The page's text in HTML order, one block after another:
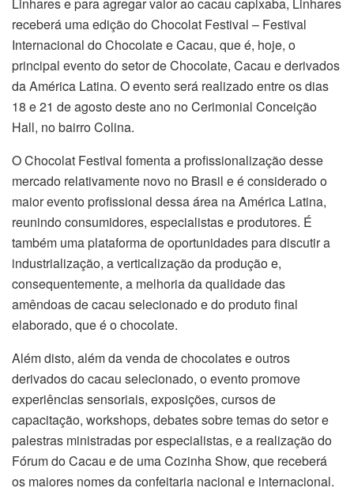
receberá uma edição do Chocolat Festival – Festival
Internacional do Chocolate e Cacau, que é, hoje, o
principal evento do setor de Chocolate, Cacau e derivados
da América Latina. O evento será realizado entre os dias
18 e 21 de agosto deste ano no Cerimonial Conceição
Hall, no bairro Colina.
O Chocolat Festival fomenta a profissionalização desse
mercado relativamente novo no Brasil e é considerado o
maior evento profissional dessa área na América Latina,
reunindo consumidores, especialistas e produtores. É
também uma plataforma de oportunidades para discutir a
industrialização, a verticalização da produção e,
consequentemente, a melhoria da qualidade das
amêndoas de cacau selecionado e do produto final
elaborado, que é o chocolate.
Além disto, além da venda de chocolates e outros
derivados do cacau selecionado, o evento promove
experiências sensoriais, exposições, cursos de
capacitação, workshops, debates sobre temas do setor e
palestras ministradas por especialistas, e a realização do
Fórum do Cacau e de uma Cozinha Show, que receberá
os maiores nomes da confeitaria nacional e internacional.